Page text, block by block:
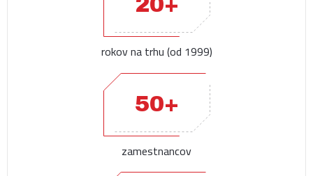
rokov na trhu (od 1999)
50+
zamestnancov